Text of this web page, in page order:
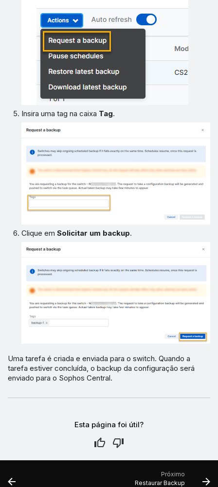
Insira uma tag na caixa Tag.
Clique emSolicitar um backup.
Uma tarefa é criada e enviada para o switch. Quando a
tarefa estiver concluída, o backup da configuração será
enviado para o Sophos Central.
Esta página foi útil?
Próximo
Restaurar Backup